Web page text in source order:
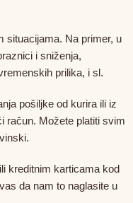
situacijama. Na primer, u
i sniženja,
prilika, i sl.
pošiljke od kurira ili iz
račun. Možete platiti svim
kreditnim karticama kod
da nam to naglasite u